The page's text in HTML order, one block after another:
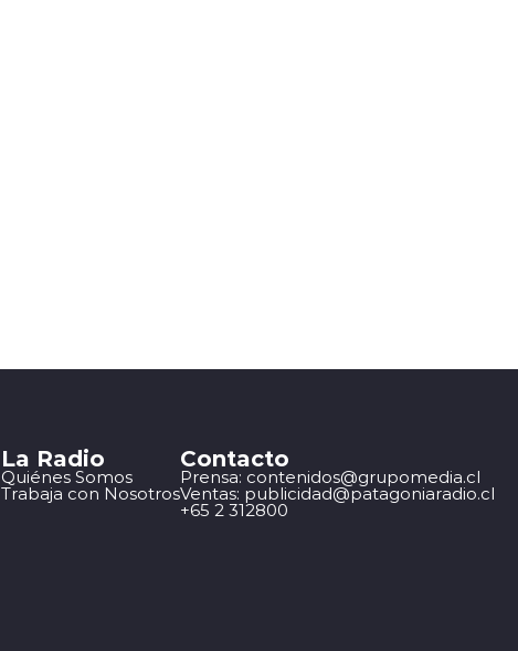
La Radio
Quiénes Somos
Trabaja con Nosotros
Contacto
Prensa: contenidos@grupomedia.cl
Ventas: publicidad@patagoniaradio.cl
+65 2 312800